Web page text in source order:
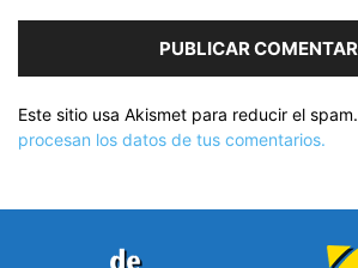
Este sitio usa Akismet para reducir el spam.
procesan los datos de tus comentarios.